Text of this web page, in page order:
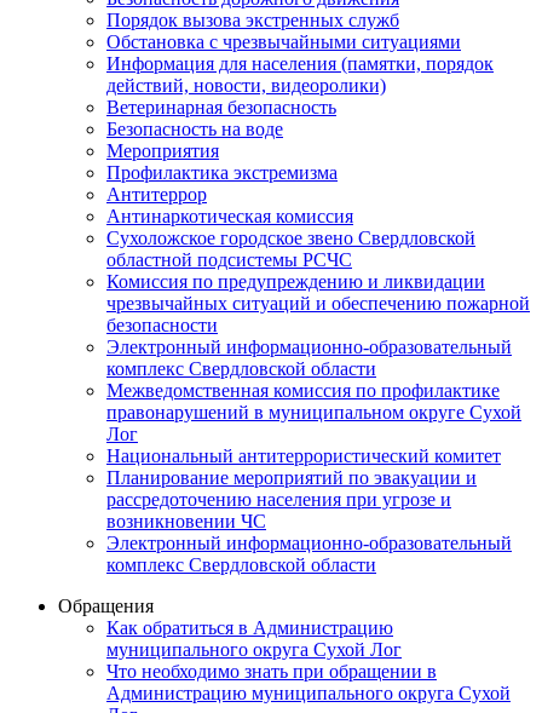
Порядок вызова экстренных служб
Обстановка с чрезвычайными ситуациями
Информация для населения (памятки, порядок
действий, новости, видеоролики)
Ветеринарная безопасность
Безопасность на воде
Мероприятия
Профилактика экстремизма
Антитеррор
Антинаркотическая комиссия
Сухоложское городское звено Свердловской
областной подсистемы РСЧС
Комиссия по предупреждению и ликвидации
чрезвычайных ситуаций и обеспечению пожарной
безопасности
Электронный информационно-образовательный
комплекс Cвердловской области
Межведомственная комиссия по профилактике
правонарушений в муниципальном округе Сухой
Лог
Национальный антитеррористический комитет
Планирование мероприятий по эвакуации и
рассредоточению населения при угрозе и
возникновении ЧС
Электронный информационно-образовательный
комплекс Свердловской области
Обращения
Как обратиться в Администрацию
муниципального округа Сухой Лог
Что необходимо знать при обращении в
Администрацию муниципального округа Сухой